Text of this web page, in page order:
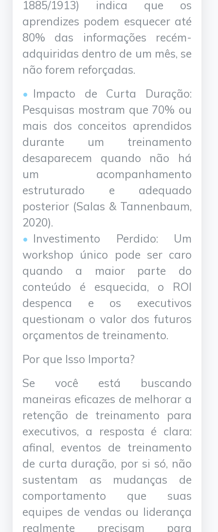
1885/1913) indica que os
aprendizes podem esquecer até
80% das informações recém-
adquiridas dentro de um mês, se
não forem reforçadas.
Impacto de Curta Duração:
Pesquisas mostram que 70% ou
mais dos conceitos aprendidos
durante um treinamento
desaparecem quando não há
um acompanhamento
estruturado e adequado
posterior (Salas & Tannenbaum,
2020).
Investimento Perdido: Um
workshop único pode ser caro
quando a maior parte do
conteúdo é esquecida, o ROI
despenca e os executivos
questionam o valor dos futuros
orçamentos de treinamento.
Por que Isso Importa?
Se você está buscando
maneiras eficazes de melhorar a
retenção de treinamento para
executivos, a resposta é clara:
afinal, eventos de treinamento
de curta duração, por si só, não
sustentam as mudanças de
comportamento que suas
equipes de vendas ou liderança
realmente precisam para